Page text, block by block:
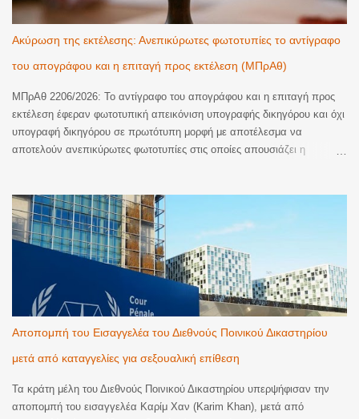
Ακύρωση της εκτέλεσης: Ανεπικύρωτες φωτοτυπίες το αντίγραφο
του απογράφου και η επιταγή προς εκτέλεση (ΜΠρΑθ)
ΜΠρΑθ 2206/2026: Το αντίγραφο του απογράφου και η επιταγή προς
εκτέλεση έφεραν φωτοτυπική απεικόνιση υπογραφής δικηγόρου και όχι
υπογραφή δικηγόρου σε πρωτότυπη μορφή με αποτέλεσμα να
αποτελούν ανεπικύρωτες φωτοτυπίες στις οποίες απουσιάζει η
Πρωτοδικείου Αθηνών (Περιουσιακές διαφορές – Ανακοπές Εκτέλεσης)
έγινε δεκτός λόγος ανακοπής που αφορούσε την έλλειψη αποδεικτικής
ισχύος του αντιγράφου εξ απογράφου εκτελεστού που κοινοποιήθηκε
με την επιταγή προς πληρωμή για να ξεκινήσει η διαδικασία της
εκτέλεσης. Όπως κρίθηκε, το αντίγραφο εξ απογράφου εκτελεστού
που κοινοποιήθηκε δεν είχε επικυρωθεί αυτοτελώς και νομίμως παρότι
αποτελεί διακριτό έγγραφο από την επιταγή. Παράλληλα, και η επιταγή
προς πληρωμή που κοινοποιήθηκε δεν έφερε πρωτότυπη υπογραφή
έγγραφα στερούνταν της απαιτούμενης αποδε...
Αποπομπή του Εισαγγελέα του Διεθνούς Ποινικού Δικαστηρίου
μετά από καταγγελίες για σεξουαλική επίθεση
Τα κράτη μέλη του Διεθνούς Ποινικού Δικαστηρίου υπερψήφισαν την
αποπομπή του εισαγγελέα Καρίμ Χαν (Karim Khan), μετά από